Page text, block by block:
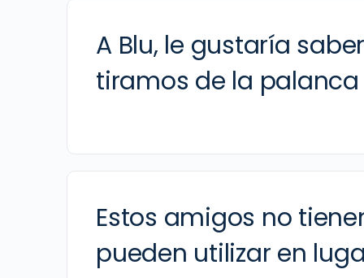
A Blu, le gustaría
tiramos de la
Estos amigos no
pueden utilizar en